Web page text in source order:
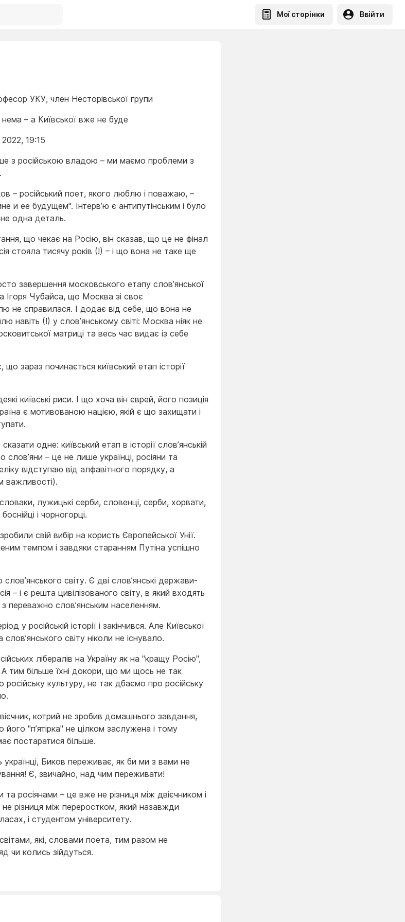
Мої сторінки Ввійти
УКУ, член Несторівської групи
– а Київської вже не буде
19:15
з російською владою – ми маємо проблеми з
– російський поет, якого люблю і поважаю, –
и ее будущем". Інтерв’ю є антипутінським і було
одна деталь.
що чекає на Росію, він сказав, що це не фінал
стояла тисячу років (!) – і що вона не таке ще
завершення московського етапу слов’янської
Ігоря Чубайса, що Москва зі своє
не справилася. І додає від себе, що вона не
навіть (!) у слов’янському світі: Москва ніяк не
матриці та весь час видає із себе
зараз починається київський етап історії
київські риси. І що хоча він єврей, його позиція
є мотивованою нацією, якій є що захищати і
одне: київський етап в історії слов’янській
слов’яни – це не лише українці, росіяни та
відступаю від алфавітного порядку, а
важливості).
лужицькі серби, словенці, серби, хорвати,
і чорногорці.
свій вибір на користь Європейської Унії.
темпом і завдяки старанням Путіна успішно
світу. Є дві слов’янські держави-
– і є решта цивілізованого світу, в який входять
з переважно слов’янським населенням.
у російській історії і закінчився. Але Київської
світу ніколи не існувало.
лібералів на Україну як на "кращу Росію",
тим більше їхні докори, що ми щось не так
культуру, не так дбаємо про російську
котрий не зробив домашнього завдання,
його "п’ятірка" не цілком заслужена і тому
постаратися більше.
українці, Биков переживає, як би ми з вами не
Є, звичайно, над чим переживати!
та росіянами – це вже не різниця між двієчником і
не різниця між переростком, який назавжди
і студентом університету.
які, словами поета, тим разом не
чи колись зійдуться.